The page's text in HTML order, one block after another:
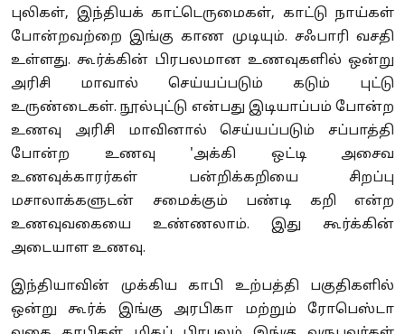
புலிகள், இந்தியக் காட்டெருமைகள், காட்டு நாய்கள்
போன்றவற்றை இங்கு காண முடியும். சஃபாரி வசதி
உள்ளது. கூர்க்கின் பிரபலமான உணவுகளில் ஒன்று
அரிசி மாவால் செய்யப்படும் கடும் புட்டு
உருண்டைகள். நூல்புட்டு என்பது இடியாப்பம் போன்ற
உணவு அரிசி மாவினால் செய்யப்படும் சப்பாத்தி
போன்ற உணவு 'அக்கி ஒட்டி அசைவ
உணவுக்காரர்கள் பன்றிக்கறியை சிறப்பு
மசாலாக்களுடன் சமைக்கும் பண்டி கறி என்ற
உணவுவகையை உண்ணலாம். இது கூர்க்கின்
அடையாள உணவு.
இந்தியாவின் முக்கிய காபி உற்பத்தி பகுதிகளில்
ஒன்று கூர்க் இங்கு அரபிகா மற்றும் ரோபெஸ்டா